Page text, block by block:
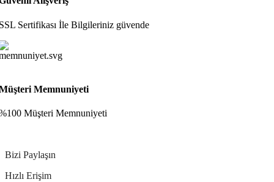
Sertifikası İle Bilgileriniz güvende
Memnuniyeti
Müşteri Memnuniyeti
Bizi Paylaşın
Hızlı Erişim